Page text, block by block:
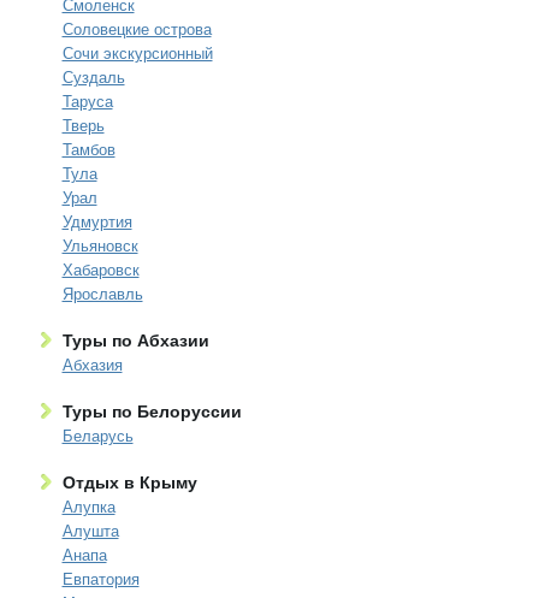
Смоленск
Соловецкие острова
Сочи экскурсионный
Суздаль
Таруса
Тверь
Тамбов
Тула
Урал
Удмуртия
Ульяновск
Хабаровск
Ярославль
Туры по Абхазии
Абхазия
Туры по Белоруссии
Беларусь
Отдых в Крыму
Алупка
Алушта
Анапа
Евпатория